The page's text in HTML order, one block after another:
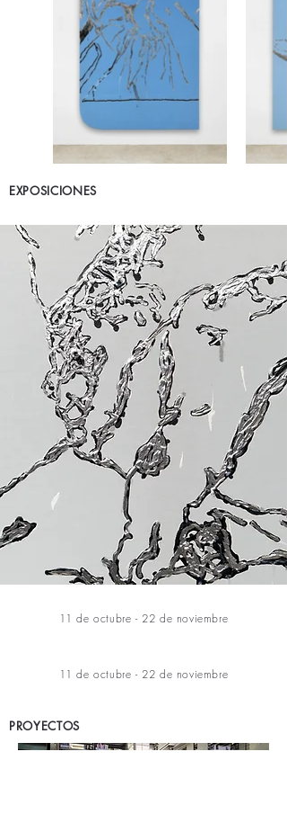
EXPOSICIONES
11 de octubre - 22 de noviembre
11 de octubre - 22 de noviembre
PROYECTOS